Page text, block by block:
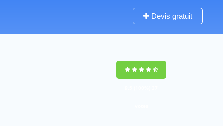
Devis gratuit